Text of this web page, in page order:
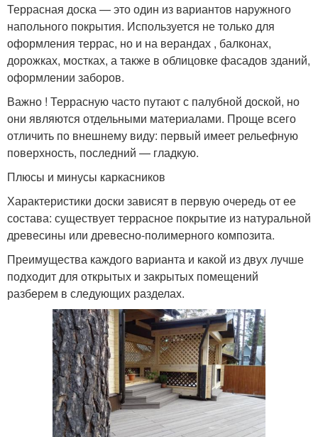
Террасная доска — это один из вариантов наружного
напольного покрытия. Используется не только для
оформления террас, но и на верандах , балконах,
дорожках, мостках, а также в облицовке фасадов зданий,
оформлении заборов.
Важно ! Террасную часто путают с палубной доской, но
они являются отдельными материалами. Проще всего
отличить по внешнему виду: первый имеет рельефную
поверхность, последний — гладкую.
Плюсы и минусы каркасников
Характеристики доски зависят в первую очередь от ее
состава: существует террасное покрытие из натуральной
древесины или древесно-полимерного композита.
Преимущества каждого варианта и какой из двух лучше
подходит для открытых и закрытых помещений
разберем в следующих разделах.